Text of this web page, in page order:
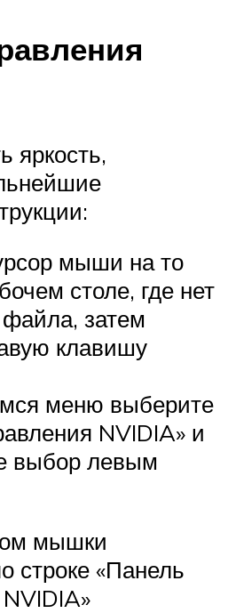
яркость,
мыши на то
столе, где нет
затем
клавишу
меню выберите
NVIDIA» и
выбор левым
мышки
строке «Панель